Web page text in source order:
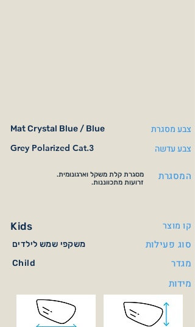
Mat Crystal Blue / Blue צבע מסגרת
Grey Polarized Cat.3 צבע עדשה
מסגרת קלת משקל וארגונומית.
זרועות מתכווננות.
המסגרת
Kids קו מוצר
משקפי שמש לילדים סוג פעילות
Child
מגדר
מידות